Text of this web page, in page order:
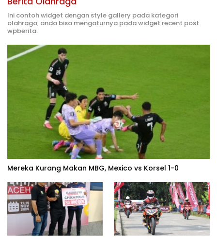
Ini contoh widget dengan style gallery pada kategori
olahraga, anda bisa mengaturnya pada widget recent post
wpberita.
Mereka Kurang Makan MBG, Mexico vs Korsel 1-0